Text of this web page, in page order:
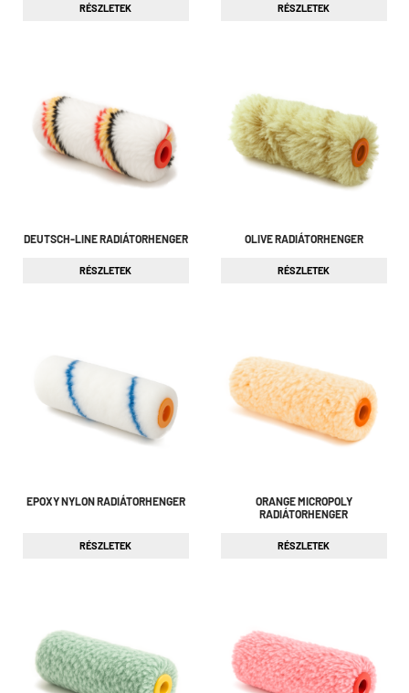
RÉSZLETEK RÉSZLETEK
DEUTSCH-LINE RADIÁTORHENGER
RÉSZLETEK
OLIVE RADIÁTORHENGER
RÉSZLETEK
EPOXY NYLON RADIÁTORHENGER
RÉSZLETEK
ORANGE MICROPOLY
RADIÁTORHENGER
RÉSZLETEK